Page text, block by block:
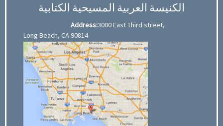
الكنيسة العربية المسيحية الكتابية
Address:3000 East Third street,
Long Beach, CA 90814